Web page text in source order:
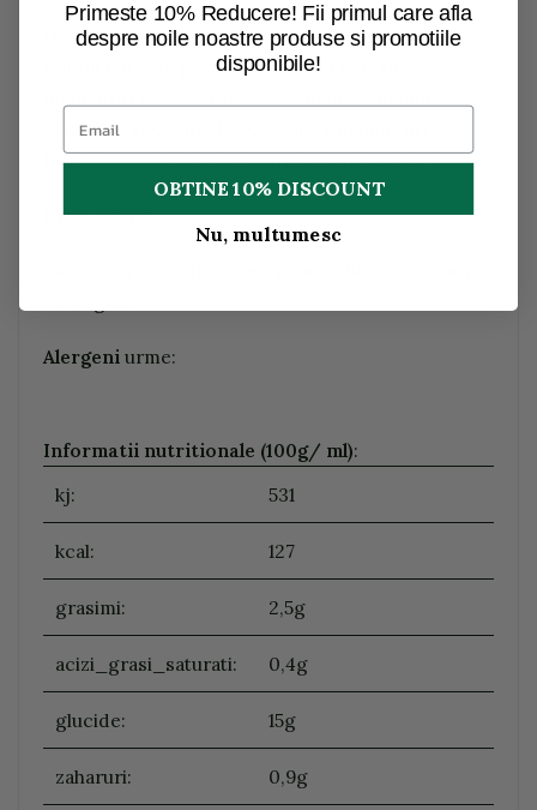
Descriere:
Nautul bio este potrivit si ca baza pentru
Gustati in tocanite, bulion, dips sau piureuri.
Rafinati o varietate de feluri de mancare cu naut.
Ingrediente:
Alergeni urme:
Informatii nutritionale (100g/ ml):
kj:
531
kcal: 127
grasimi: 2,5g
acizi_grasi_saturati: 0,4g
glucide: 15g
zaharuri: 0,9g
Primeste 10% Reducere! Fii primul care afla
despre noile noastre produse si promotiile
disponibile!
OBTINE 10% DISCOUNT
Nu, multumesc